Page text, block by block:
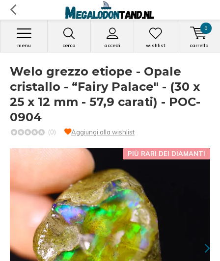
cerca accedi
menu wishlist carrello
0
Welo grezzo etiope - Opale
cristallo - “Fairy Palace" - (30 x
25 x 12 mm - 57,9 carati) - POC-
0904
(0) Aggiungi alla wishlist
PIÙ RARI DEI DIAMANTI